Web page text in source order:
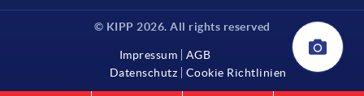
© KIPP 2026. All rights reserved
Impressum
AGB
Datenschutz
Cookie Richtlinien